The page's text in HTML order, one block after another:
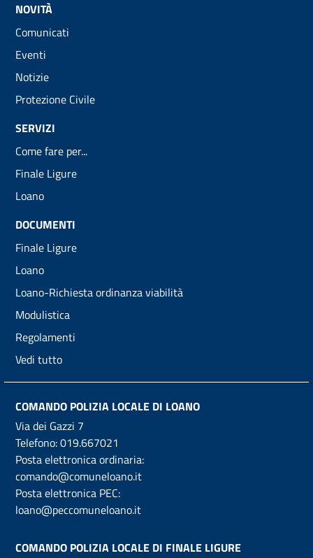
NOVITÀ
Comunicati
Eventi
Notizie
Protezione Civile
SERVIZI
Come fare per...
Finale Ligure
Loano
DOCUMENTI
Finale Ligure
Loano
Loano-Richiesta ordinanza viabilità
Modulistica
Regolamenti
Vedi tutto
COMANDO POLIZIA LOCALE DI LOANO
Via dei Gazzi 7
Telefono:019.667021
Posta elettronica ordinaria:
comando@comuneloano.it
Posta elettronica PEC:
loano@peccomuneloano.it
COMANDO POLIZIA LOCALE DI FINALE LIGURE